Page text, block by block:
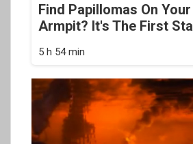
Find Papillomas On
Armpit? It's The First
5 h 54 min